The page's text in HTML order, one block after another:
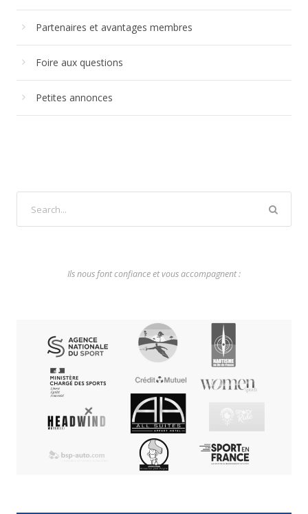
Partenaires et avantages membres
Foire aux questions
Petites annonces
Ils nous font confiance et vous accompagnent :